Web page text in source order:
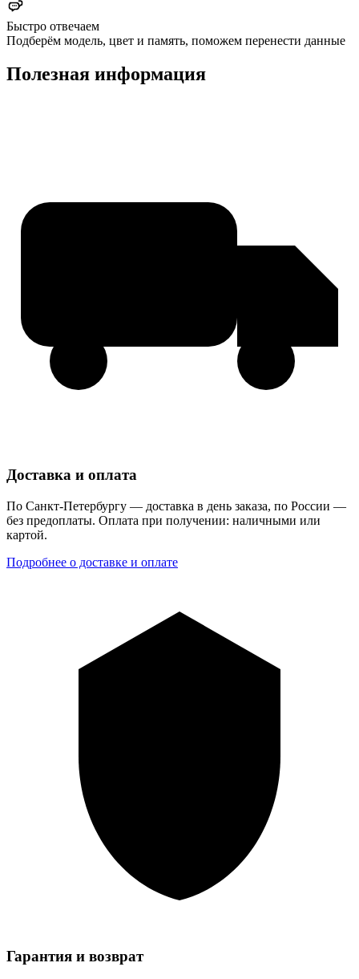
Быстро отвечаем
Подберём модель, цвет и память, поможем перенести данные
Полезная информация
Доставка и оплата
По Санкт-Петербургу — доставка в день заказа, по России —
без предоплаты. Оплата при получении: наличными или
картой.
Подробнее о доставке и оплате
Гарантия и возврат